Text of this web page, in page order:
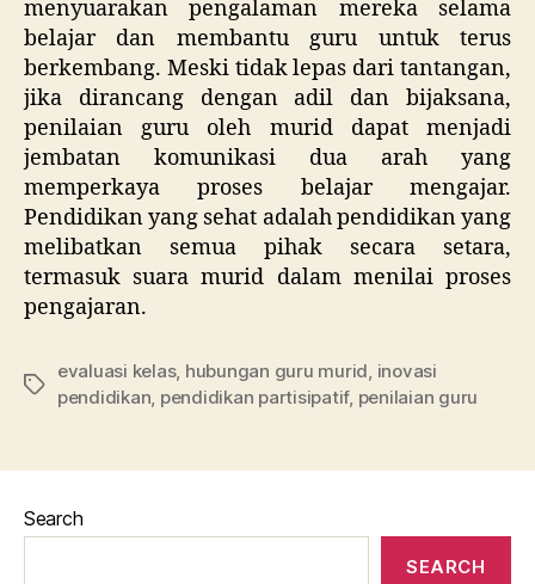
menyuarakan pengalaman mereka selama
belajar dan membantu guru untuk terus
berkembang. Meski tidak lepas dari tantangan,
jika dirancang dengan adil dan bijaksana,
penilaian guru oleh murid dapat menjadi
jembatan komunikasi dua arah yang
memperkaya proses belajar mengajar.
Pendidikan yang sehat adalah pendidikan yang
melibatkan semua pihak secara setara,
termasuk suara murid dalam menilai proses
pengajaran.
Tags
evaluasi kelas, hubungan guru murid, inovasi
pendidikan, pendidikan partisipatif, penilaian guru
Search
SEARCH